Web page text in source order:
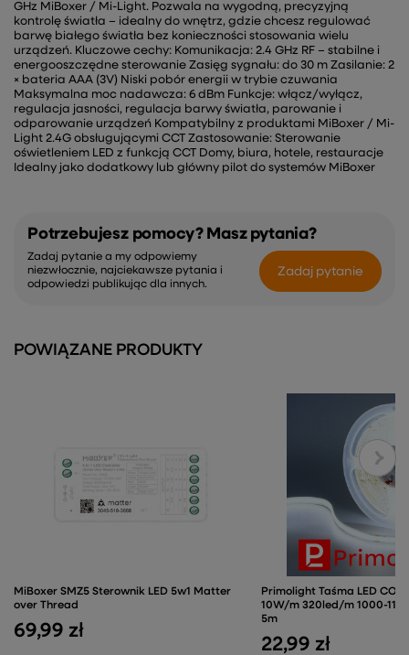
GHz MiBoxer / Mi-Light. Pozwala na wygodną, precyzyjną
kontrolę światła – idealny do wnętrz, gdzie chcesz regulować
barwę białego światła bez konieczności stosowania wielu
urządzeń. Kluczowe cechy: Komunikacja: 2.4 GHz RF – stabilne i
energooszczędne sterowanie Zasięg sygnału: do 30 m Zasilanie: 2
× bateria AAA (3V) Niski pobór energii w trybie czuwania
Maksymalna moc nadawcza: 6 dBm Funkcje: włącz/wyłącz,
regulacja jasności, regulacja barwy światła, parowanie i
odparowanie urządzeń Kompatybilny z produktami MiBoxer / Mi-
Light 2.4G obsługującymi CCT Zastosowanie: Sterowanie
oświetleniem LED z funkcją CCT Domy, biura, hotele, restauracje
Idealny jako dodatkowy lub główny pilot do systemów MiBoxer
Potrzebujesz pomocy? Masz pytania?
Zadaj pytanie a my odpowiemy
niezwłocznie, najciekawsze pytania i
odpowiedzi publikując dla innych.
Zadaj pytanie
POWIĄZANE PRODUKTY
MiBoxer SMZ5 Sterownik LED 5w1 Matter
over Thread
69,99 zł
Primolight Taśma LED COB
10W/m 320led/m 1000-
5m
22,99 zł